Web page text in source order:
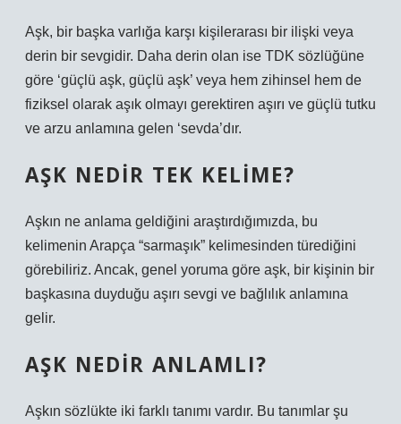
Aşk, bir başka varlığa karşı kişilerarası bir ilişki veya
derin bir sevgidir. Daha derin olan ise TDK sözlüğüne
göre ‘güçlü aşk, güçlü aşk’ veya hem zihinsel hem de
fiziksel olarak aşık olmayı gerektiren aşırı ve güçlü tutku
ve arzu anlamına gelen ‘sevda’dır.
AŞK NEDIR TEK KELIME?
Aşkın ne anlama geldiğini araştırdığımızda, bu
kelimenin Arapça “sarmaşık” kelimesinden türediğini
görebiliriz. Ancak, genel yoruma göre aşk, bir kişinin bir
başkasına duyduğu aşırı sevgi ve bağlılık anlamına
gelir.
AŞK NEDIR ANLAMLI?
Aşkın sözlükte iki farklı tanımı vardır. Bu tanımlar şu